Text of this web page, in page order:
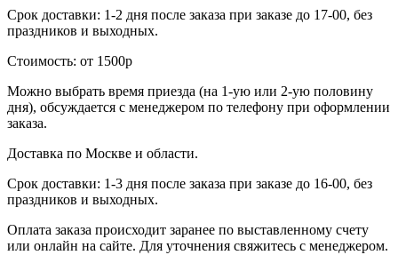
Срок доставки: 1-2 дня после заказа при заказе до 17-00, без
праздников и выходных.
Стоимость: от 1500р
Можно выбрать время приезда (на 1-ую или 2-ую половину
дня), обсуждается с менеджером по телефону при оформлении
заказа.
Доставка по Москве и области.
Срок доставки: 1-3 дня после заказа при заказе до 16-00, без
праздников и выходных.
Оплата заказа происходит заранее по выставленному счету
или онлайн на сайте. Для уточнения свяжитесь с менеджером.